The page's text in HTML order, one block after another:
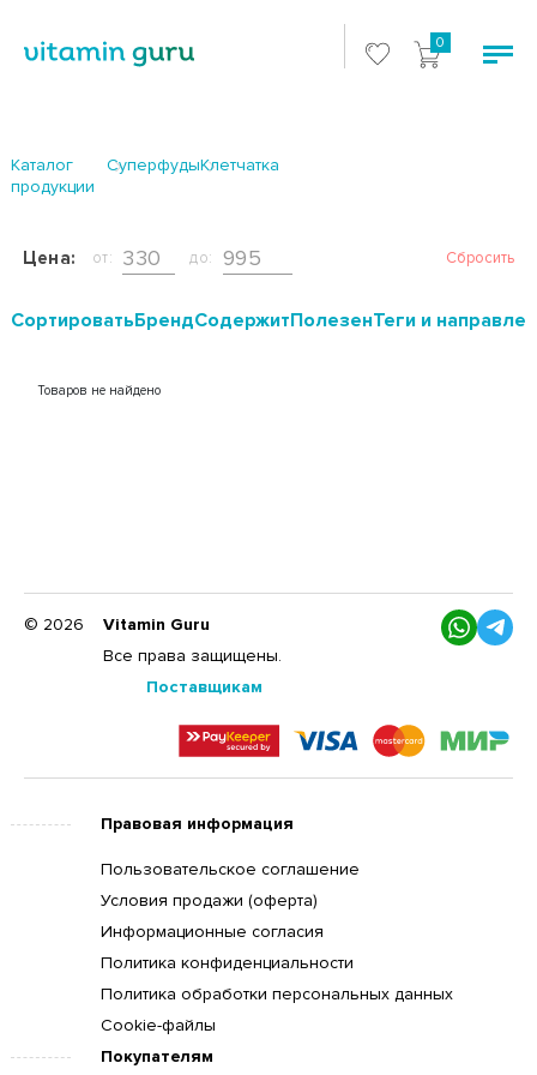
0
Каталог
продукции
СуперфудыКлетчатка
Цена: от: до: Сбросить
CортироватьБрендСодержитПолезенТеги и
Товаров не найдено
© 2026
Vitamin Guru
Все права защищены.
Поставщикам
Правовая информация
Пользовательское соглашение
Условия продажи (оферта)
Информационные согласия
Политика конфиденциальности
Политика обработки персональных данных
Cookie-файлы
Покупателям